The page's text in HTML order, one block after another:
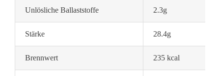
Unlösliche Ballaststoffe 2.3g
Stärke 28.4g
Brennwert 235 kcal